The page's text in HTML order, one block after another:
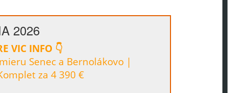
2026
VIC INFO 👇
Senec a Bernolákovo |
za 4 390 €